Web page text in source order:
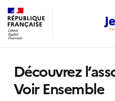
Découvrez
Voir Ensemble